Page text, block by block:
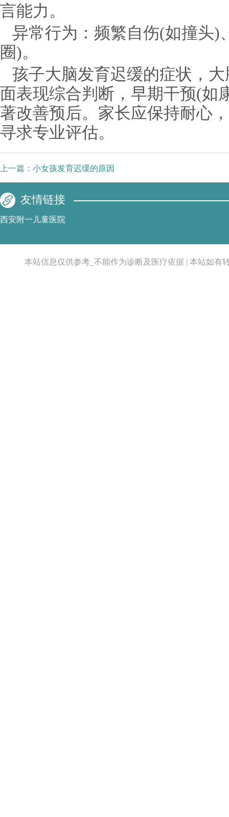
言能力。
异常行为：频繁自伤(如撞头)
圈)。
孩子大脑发育迟缓的症状，
面表现综合判断，早期干预(如
著改善预后。家长应保持耐心
寻求专业评估。
上一篇： 小女孩发育迟缓的原因
友情链接
西安附一儿童医院
本站信息仅供参考_不能作为诊断及医疗依据 | 本站如